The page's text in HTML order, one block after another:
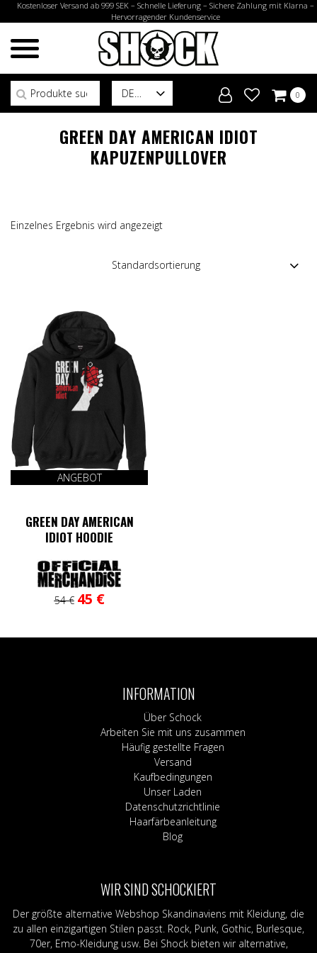
Kostenloser Versand ab 999 SEK – Schnelle Lieferung – Sichere Zahlung mit Klarna –
Hervorragender Kundenservice
DE
Suchen nach:
0
GREEN DAY AMERICAN IDIOT
KAPUZENPULLOVER
Einzelnes Ergebnis wird angezeigt
ANGEBOT
GREEN DAY AMERICAN
IDIOT HOODIE
54€ Ursprünglicher
54 €
45 €Aktueller
45 €.
Dieses
mehrere
Optionen
auf
Produktseite
gewählt
INFORMATION
Über Schock
Arbeiten Sie mit uns zusammen
Häufig gestellte Fragen
Versand
Kaufbedingungen
Unser Laden
Datenschutzrichtlinie
Haarfärbeanleitung
Blog
WIR SIND SCHOCKIERT
Der größte alternative Webshop Skandinaviens mit Kleidung, die
zu allen einzigartigen Stilen passt. Rock, Punk, Gothic, Burlesque,
70er, Emo-Kleidung usw. Bei Shock bieten wir alternative,